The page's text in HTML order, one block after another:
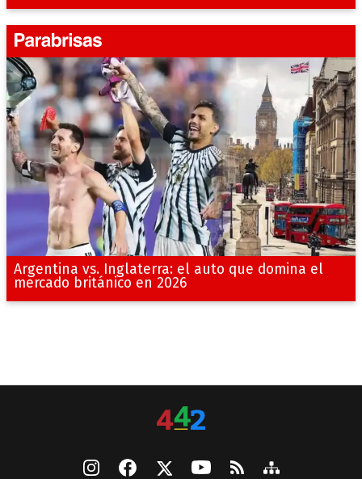
Argentina vs. Inglaterra: el auto que domina el
mercado británico en 2026